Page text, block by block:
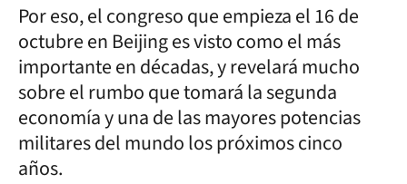
Por eso, el congreso que empieza el 16 de
octubre en Beijing es visto como el más
importante en décadas, y revelará mucho
sobre el rumbo que tomará la segunda
economía y una de las mayores potencias
militares del mundo los próximos cinco
años.